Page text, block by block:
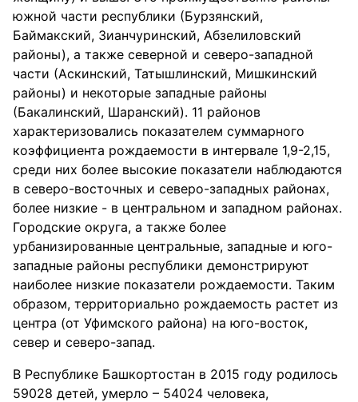
южной части республики (Бурзянский,
Баймакский, Зианчуринский, Абзелиловский
районы), а также северной и северо-западной
части (Аскинский, Татышлинский, Мишкинский
районы) и некоторые западные районы
(Бакалинский, Шаранский). 11 районов
характеризовались показателем суммарного
коэффициента рождаемости в интервале 1,9-2,15,
среди них более высокие показатели наблюдаются
в северо-восточных и северо-западных районах,
более низкие - в центральном и западном районах.
Городские округа, а также более
урбанизированные центральные, западные и юго-
западные районы республики демонстрируют
наиболее низкие показатели рождаемости. Таким
образом, территориально рождаемость растет из
центра (от Уфимского района) на юго-восток,
север и северо-запад.
В Республике Башкортостан в 2015 году родилось
59028 детей, умерло – 54024 человека,